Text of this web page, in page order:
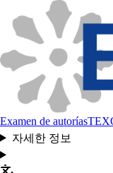
Examen de autorías
자세한 정보